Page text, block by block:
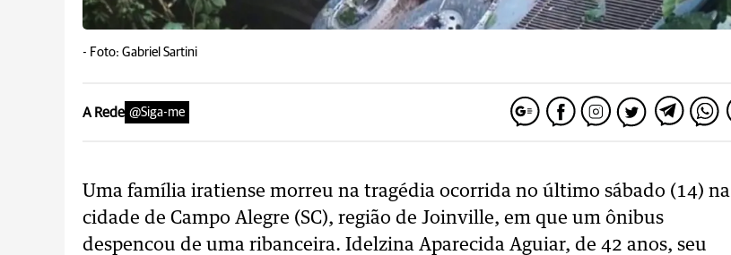
- Foto: Gabriel Sartini
A Rede @Siga-me
Uma família iratiense morreu na tragédia ocorrida no último sábado (14) na
cidade de Campo Alegre (SC), região de Joinville, em que um ônibus
despencou de uma ribanceira. Idelzina Aparecida Aguiar, de 42 anos, seu